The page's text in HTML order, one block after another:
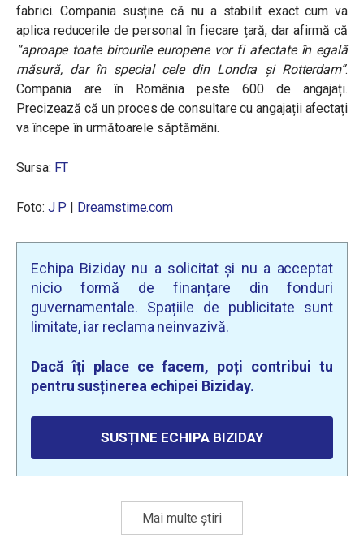
fabrici. Compania susține că nu a stabilit exact cum va
aplica reducerile de personal în fiecare țară, dar afirmă că
“aproape toate birourile europene vor fi afectate în egală
măsură, dar în special cele din Londra și Rotterdam”.
Compania are în România peste 600 de angajați.
Precizează că un proces de consultare cu angajații afectați
va începe în următoarele săptămâni.
Sursa: FT
Foto: J P | Dreamstime.com
Echipa Biziday nu a solicitat și nu a acceptat
nicio formă de finanțare din fonduri
guvernamentale. Spațiile de publicitate sunt
limitate, iar reclama neinvazivă.
Dacă îți place ce facem, poți contribui tu
pentru susținerea echipei Biziday.
SUSȚINE ECHIPA BIZIDAY
Mai multe știri